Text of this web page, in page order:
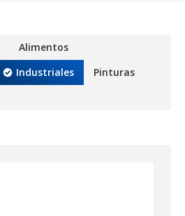
Alimentos
Industriales
Pinturas